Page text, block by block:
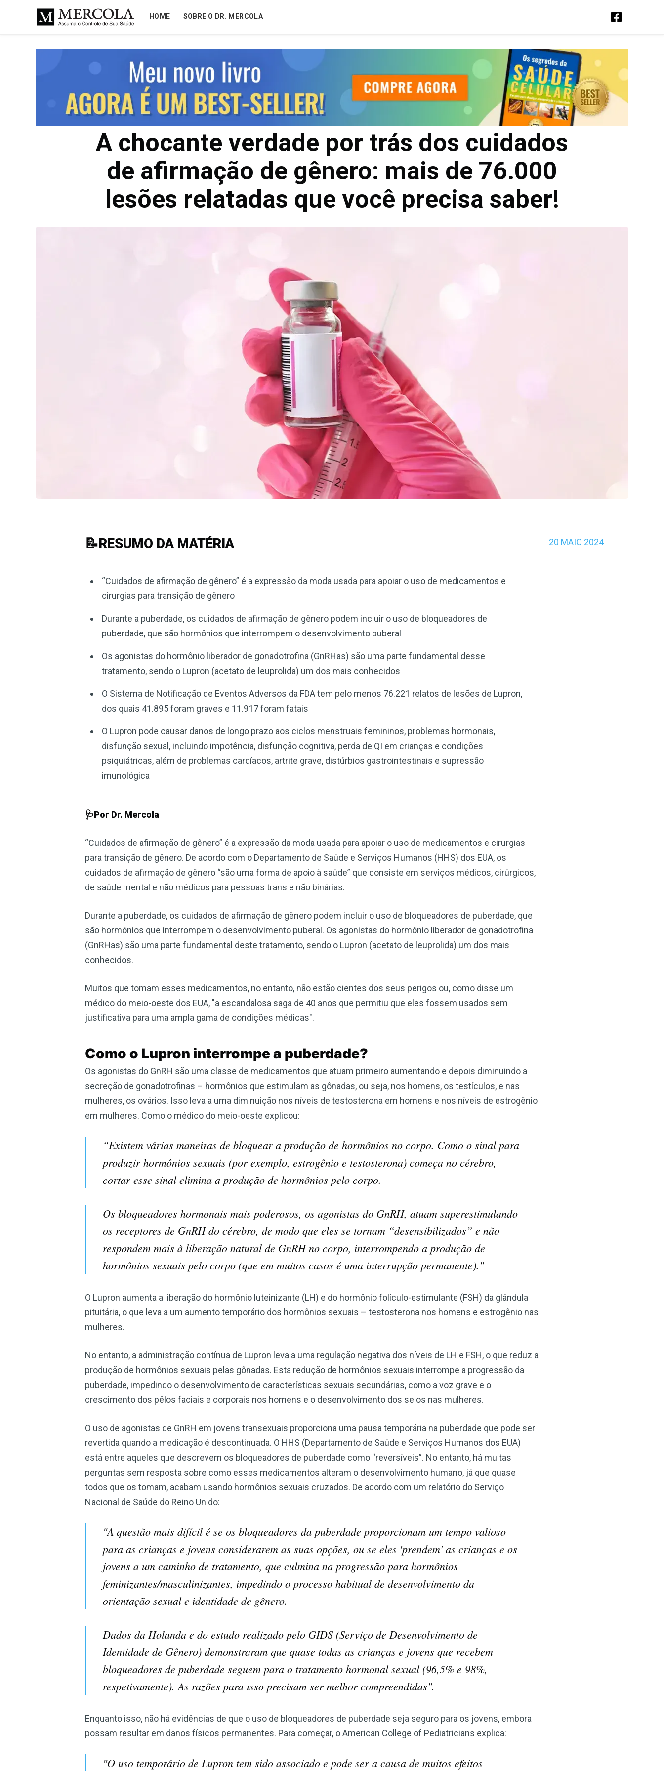
HOME SOBRE O DR. MERCOLA
A chocante verdade por trás dos cuidados
de afirmação de gênero: mais de 76.000
lesões relatadas que você precisa saber!
20 MAIO 2024
📝RESUMO DA MATÉRIA
“Cuidados de afirmação de gênero” é a expressão da moda usada para apoiar o uso de medicamentos e
cirurgias para transição de gênero
Durante a puberdade, os cuidados de afirmação de gênero podem incluir o uso de bloqueadores de
puberdade, que são hormônios que interrompem o desenvolvimento puberal
Os agonistas do hormônio liberador de gonadotrofina (GnRHas) são uma parte fundamental desse
tratamento, sendo o Lupron (acetato de leuprolida) um dos mais conhecidos
O Sistema de Notificação de Eventos Adversos da FDA tem pelo menos 76.221 relatos de lesões de Lupron,
dos quais 41.895 foram graves e 11.917 foram fatais
O Lupron pode causar danos de longo prazo aos ciclos menstruais femininos, problemas hormonais,
disfunção sexual, incluindo impotência, disfunção cognitiva, perda de QI em crianças e condições
psiquiátricas, além de problemas cardíacos, artrite grave, distúrbios gastrointestinais e supressão
imunológica
🩺Por Dr. Mercola
“Cuidados de afirmação de gênero” é a expressão da moda usada para apoiar o uso de medicamentos e cirurgias
para transição de gênero. De acordo com o Departamento de Saúde e Serviços Humanos (HHS) dos EUA, os
cuidados de afirmação de gênero “são uma forma de apoio à saúde” que consiste em serviços médicos, cirúrgicos,
de saúde mental e não médicos para pessoas trans e não binárias.
Durante a puberdade, os cuidados de afirmação de gênero podem incluir o uso de bloqueadores de puberdade, que
são hormônios que interrompem o desenvolvimento puberal. Os agonistas do hormônio liberador de gonadotrofina
(GnRHas) são uma parte fundamental deste tratamento, sendo o Lupron (acetato de leuprolida) um dos mais
conhecidos.
Muitos que tomam esses medicamentos, no entanto, não estão cientes dos seus perigos ou, como disse um
médico do meio-oeste dos EUA, "a escandalosa saga de 40 anos que permitiu que eles fossem usados ​​sem
justificativa para uma ampla gama de condições médicas".
Como o Lupron interrompe a puberdade?
Os agonistas do GnRH são uma classe de medicamentos que atuam primeiro aumentando e depois diminuindo a
secreção de gonadotrofinas – hormônios que estimulam as gônadas, ou seja, nos homens, os testículos, e nas
mulheres, os ovários. Isso leva a uma diminuição nos níveis de testosterona em homens e nos níveis de estrogênio
em mulheres. Como o médico do meio-oeste explicou:
“Existem várias maneiras de bloquear a produção de hormônios no corpo. Como o sinal para
produzir hormônios sexuais (por exemplo, estrogênio e testosterona) começa no cérebro,
cortar esse sinal elimina a produção de hormônios pelo corpo.
Os bloqueadores hormonais mais poderosos, os agonistas do GnRH, atuam superestimulando
os receptores de GnRH do cérebro, de modo que eles se tornam “desensibilizados” e não
respondem mais à liberação natural de GnRH no corpo, interrompendo a produção de
hormônios sexuais pelo corpo (que em muitos casos é uma interrupção permanente)."
O Lupron aumenta a liberação do hormônio luteinizante (LH) e do hormônio folículo-estimulante (FSH) da glândula
pituitária, o que leva a um aumento temporário dos hormônios sexuais – testosterona nos homens e estrogênio nas
mulheres.
No entanto, a administração contínua de Lupron leva a uma regulação negativa dos níveis de LH e FSH, o que reduz a
produção de hormônios sexuais pelas gônadas. Esta redução de hormônios sexuais interrompe a progressão da
puberdade, impedindo o desenvolvimento de características sexuais secundárias, como a voz grave e o
crescimento dos pêlos faciais e corporais nos homens e o desenvolvimento dos seios nas mulheres.
O uso de agonistas de GnRH em jovens transexuais proporciona uma pausa temporária na puberdade que pode ser
revertida quando a medicação é descontinuada. O HHS (Departamento de Saúde e Serviços Humanos dos EUA)
está entre aqueles que descrevem os bloqueadores de puberdade como “reversíveis”. No entanto, há muitas
perguntas sem resposta sobre como esses medicamentos alteram o desenvolvimento humano, já que quase
todos que os tomam, acabam usando hormônios sexuais cruzados. De acordo com um relatório do Serviço
Nacional de Saúde do Reino Unido:
"A questão mais difícil é se os bloqueadores da puberdade proporcionam um tempo valioso
para as crianças e jovens considerarem as suas opções, ou se eles 'prendem' as crianças e os
jovens a um caminho de tratamento, que culmina na progressão para hormônios
feminizantes/masculinizantes, impedindo o processo habitual de desenvolvimento da
orientação sexual e identidade de gênero.
Dados da Holanda e do estudo realizado pelo GIDS (Serviço de Desenvolvimento de
Identidade de Gênero) demonstraram que quase todas as crianças e jovens que recebem
bloqueadores de puberdade seguem para o tratamento hormonal sexual (96,5% e 98%,
respetivamente). As razões para isso precisam ser melhor compreendidas".
Enquanto isso, não há evidências de que o uso de bloqueadores de puberdade seja seguro para os jovens, embora
possam resultar em danos físicos permanentes. Para começar, o American College of Pediatricians explica:
"O uso temporário de Lupron tem sido associado e pode ser a causa de muitos efeitos
×
Escreva-se para receber #1 boletim
GRAÇA
Receba acesso ilimitado às melhores informações de saúde,
sem censura ou vigilância eletrônica.
Inscreva-se Agora!